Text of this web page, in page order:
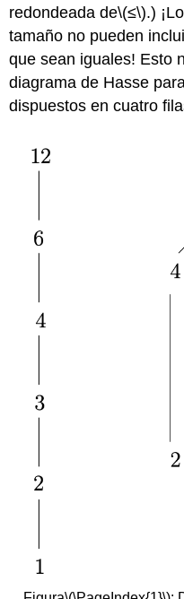
redondeada de\(≤\).)
tamaño no pueden
que sean iguales! Esto
diagrama de Hasse
dispuestos en cuatro